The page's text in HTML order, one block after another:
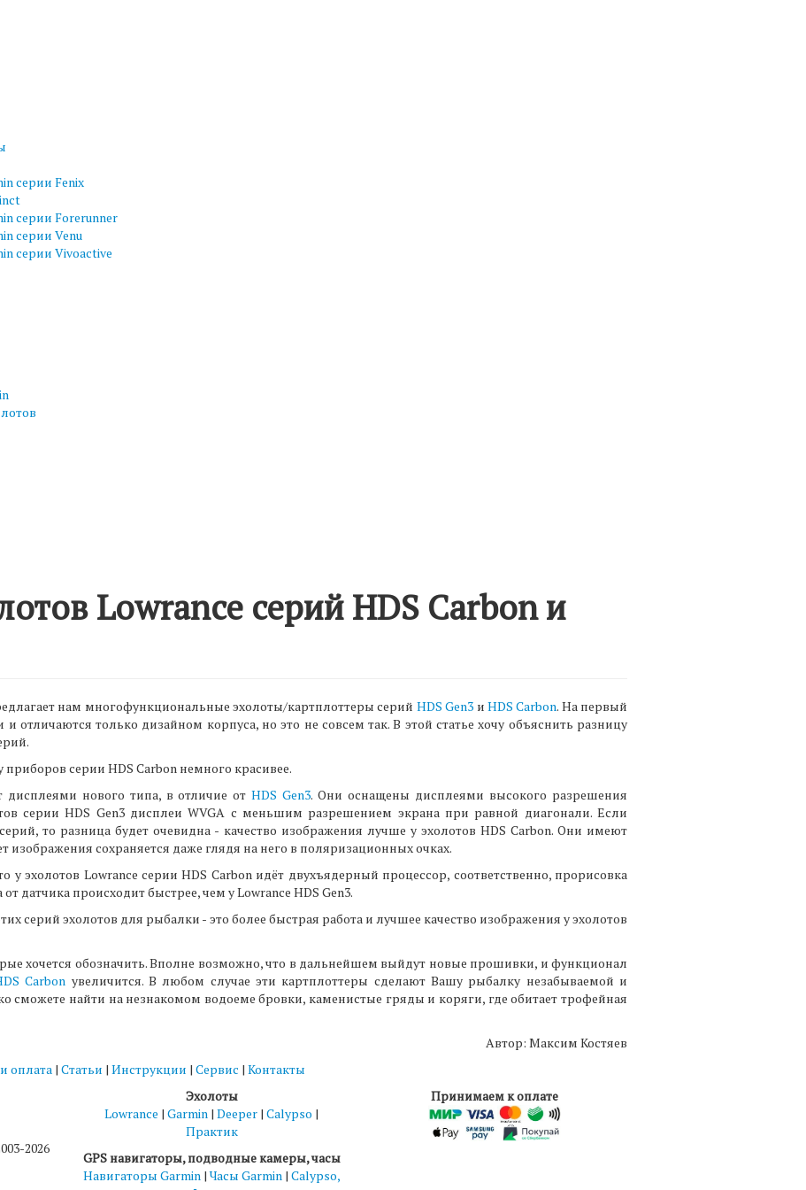
серии Fenix
серии Forerunner
серии Venu
серии Vivoactive
Lowrance серий HDS Carbon и
нам многофункциональные эхолоты/картплоттеры серий HDS Gen3 и HDS Carbon. На первый
отличаются только дизайном корпуса, но это не совсем так. В этой статье хочу объяснить разницу
приборов серии HDS Carbon немного красивее.
нового типа, в отличие отHDS Gen3. Они оснащены дисплеями высокого разрешения
серии HDS Gen3 дисплеи WVGA с меньшим разрешением экрана при равной диагонали. Если
то разница будет очевидна - качество изображения лучше у эхолотов HDS Carbon. Они имеют
изображения сохраняется даже глядя на него в поляризационных очках.
у эхолотов Lowrance серии HDS Carbon идёт двухъядерный процессор, соответственно, прорисовка
датчика происходит быстрее, чем у Lowrance HDS Gen3.
серий эхолотов для рыбалки - это более быстрая работа и лучшее качество изображения у эхолотов
хочется обозначить. Вполне возможно, что в дальнейшем выйдут новые прошивки, и функционал
Carbon увеличится. В любом случае эти картплоттеры сделают Вашу рыбалку незабываемой и
сможете найти на незнакомом водоеме бровки, каменистые гряды и коряги, где обитает трофейная
Автор: Максим Костяев
оплата | Статьи | Инструкции | Сервис | Контакты
2026
Эхолоты
Lowrance | Garmin | Deeper | Calypso |
Практик
GPS навигаторы, подводные камеры, часы
Навигаторы Garmin|Часы Garmin| Calypso,
Принимаем к оплате